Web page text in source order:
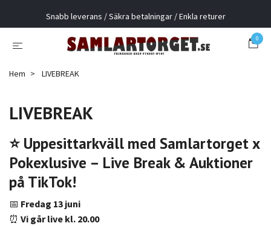
Snabb leverans / Säkra betalningar / Enkla returer
0
Hem LIVEBREAK
LIVEBREAK
⭐ Uppesittarkväll med Samlartorget x
Pokexlusive – Live Break & Auktioner
på TikTok!
📅 Fredag 13 juni
⏰ Vi går live kl. 20.00